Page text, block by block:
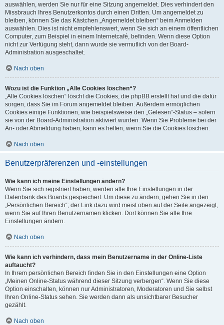
auswählen, werden Sie nur für eine Sitzung angemeldet. Dies verhindert den
Missbrauch Ihres Benutzerkontos durch einen Dritten. Um angemeldet zu
bleiben, können Sie das Kästchen „Angemeldet bleiben“ beim Anmelden
auswählen. Dies ist nicht empfehlenswert, wenn Sie sich an einem öffentlichen
Computer, zum Beispiel in einem Internetcafé, befinden. Wenn diese Option
nicht zur Verfügung steht, dann wurde sie vermutlich von der Board-
Administration ausgeschaltet.
Nach oben
Wozu ist die Funktion „Alle Cookies löschen“?
„Alle Cookies löschen“ löscht die Cookies, die phpBB erstellt hat und die dafür
sorgen, dass Sie im Forum angemeldet bleiben. Außerdem ermöglichen
Cookies einige Funktionen, wie beispielsweise den „Gelesen“-Status – sofern
sie von der Board-Administration aktiviert wurden. Wenn Sie Probleme bei der
An- oder Abmeldung haben, kann es helfen, wenn Sie die Cookies löschen.
Nach oben
Benutzerpräferenzen und -einstellungen
Wie kann ich meine Einstellungen ändern?
Wenn Sie sich registriert haben, werden alle Ihre Einstellungen in der
Datenbank des Boards gespeichert. Um diese zu ändern, gehen Sie in den
„Persönlichen Bereich“; der Link dazu wird meist oben auf der Seite angezeigt,
wenn Sie auf Ihren Benutzernamen klicken. Dort können Sie alle Ihre
Einstellungen ändern.
Nach oben
Wie kann ich verhindern, dass mein Benutzername in der Online-Liste
auftaucht?
In Ihrem persönlichen Bereich finden Sie in den Einstellungen eine Option
„Meinen Online-Status während dieser Sitzung verbergen“. Wenn Sie diese
Option einschalten, können nur Administratoren, Moderatoren und Sie selbst
Ihren Online-Status sehen. Sie werden dann als unsichtbarer Besucher
gezählt.
Nach oben